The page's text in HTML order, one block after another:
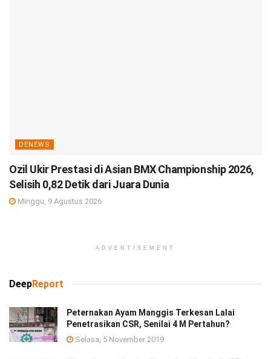
DENEWS
Ozil Ukir Prestasi di Asian BMX Championship 2026,
Selisih 0,82 Detik dari Juara Dunia
Minggu, 9 Agustus 2026
ADVERTISEMENT
DeepReport
Peternakan Ayam Manggis Terkesan Lalai
Penetrasikan CSR, Senilai 4 M Pertahun?
Selasa, 5 November 2019